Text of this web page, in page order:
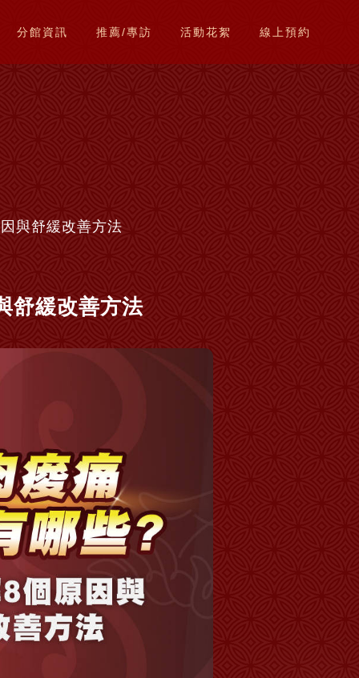
分館資訊 推薦/專訪 活動花絮 線上預約
與舒緩改善方法
舒緩改善方法